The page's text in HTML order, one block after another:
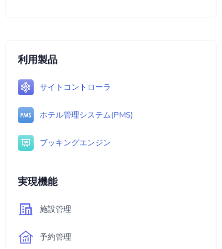
利用製品
サイトコントローラ
ホテル管理システム(PMS)
ブッキングエンジン
実現機能
施設管理
予約管理